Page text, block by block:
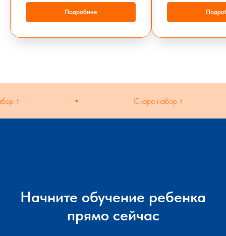
Подробнее
↑ Скоро набор ↑
Начните обучение ребенка
прямо сейчас